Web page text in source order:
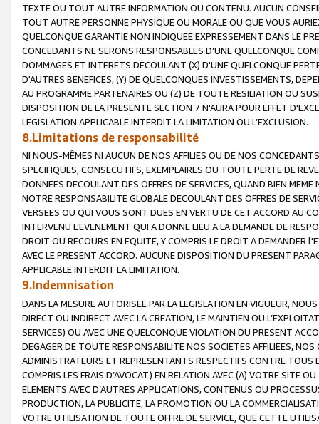
TEXTE OU TOUT AUTRE INFORMATION OU CONTENU. AUCUN
TOUT AUTRE PERSONNE PHYSIQUE OU MORALE OU QUE VOUS
QUELCONQUE GARANTIE NON INDIQUEE EXPRESSEMENT DANS LE
CONCEDANTS NE SERONS RESPONSABLES D’UNE QUELCONQUE
DOMMAGES ET INTERETS DECOULANT (X) D'UNE QUELCONQUE
D'AUTRES BENEFICES, (Y) DE QUELCONQUES INVESTISSEMENTS,
AU PROGRAMME PARTENAIRES OU (Z) DE TOUTE RESILIATION OU
DISPOSITION DE LA PRESENTE SECTION 7 N'AURA POUR EFFET
LEGISLATION APPLICABLE INTERDIT LA LIMITATION OU L’EXCLUSION.
8.Limitations de responsabilité
NI NOUS-MÊMES NI AUCUN DE NOS AFFILIES OU DE NOS
SPECIFIQUES, CONSECUTIFS, EXEMPLAIRES OU TOUTE PERTE DE
DONNEES DECOULANT DES OFFRES DE SERVICES, QUAND BIEN
NOTRE RESPONSABILITE GLOBALE DECOULANT DES OFFRES DE
VERSEES OU QUI VOUS SONT DUES EN VERTU DE CET ACCORD AU
INTERVENU L’EVENEMENT QUI A DONNE LIEU A LA DEMANDE DE
DROIT OU RECOURS EN EQUITE, Y COMPRIS LE DROIT A DEMANDER
AVEC LE PRESENT ACCORD. AUCUNE DISPOSITION DU PRESENT
APPLICABLE INTERDIT LA LIMITATION.
9.Indemnisation
DANS LA MESURE AUTORISEE PAR LA LEGISLATION EN VIGUEUR,
DIRECT OU INDIRECT AVEC LA CREATION, LE MAINTIEN OU
SERVICES) OU AVEC UNE QUELCONQUE VIOLATION DU PRESENT
DEGAGER DE TOUTE RESPONSABILITE NOS SOCIETES AFFILIEES,
ADMINISTRATEURS ET REPRESENTANTS RESPECTIFS CONTRE
COMPRIS LES FRAIS D’AVOCAT) EN RELATION AVEC (A) VOTRE SITE
ELEMENTS AVEC D’AUTRES APPLICATIONS, CONTENUS OU
PRODUCTION, LA PUBLICITE, LA PROMOTION OU LA
VOTRE UTILISATION DE TOUTE OFFRE DE SERVICE, QUE CETTE